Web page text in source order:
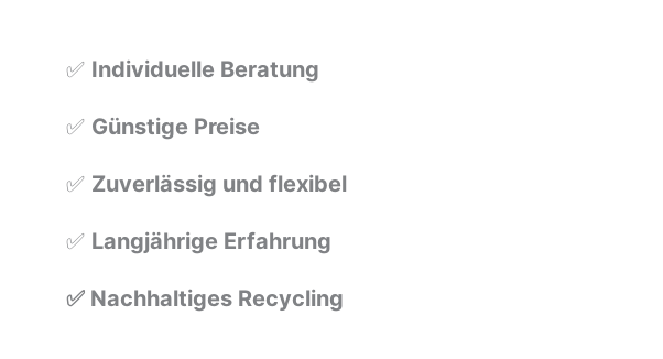
✅ Individuelle Beratung
✅ Günstige Preise
✅ Zuverlässig und flexibel
✅ Langjährige Erfahrung
✅ Nachhaltiges Recycling